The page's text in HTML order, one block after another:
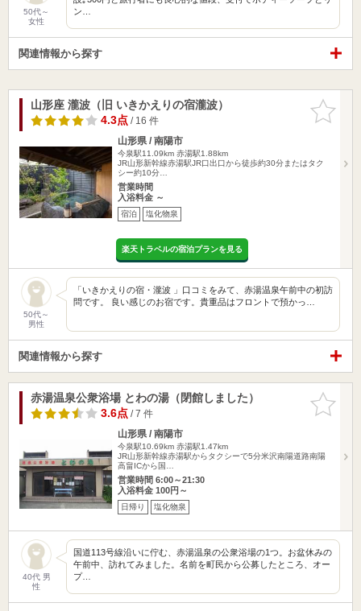
50代～
女性
ン…
関連情報から探す
お気に入
りに追加
山形座 瀧波（旧 いきかえりの宿瀧波）
4.3点/ 16 件
山形県 / 南陽市
今泉駅11.09km 赤湯駅1.88km
JR山形新幹線赤湯駅JR口出口から徒歩約30分またはタク
シー約10分…
営業時間
入浴料金 ～
宿泊 塩化物泉
楽天トラベルの宿泊プランを見る
50代～
男性
「いきかえりの宿・瀧波 」口コミをみて、赤湯温泉午前中の初訪
問です。 良い感じのお宿です。貴重品はフロントで預かっ…
関連情報から探す
お気に入
りに追加
赤湯温泉公衆浴場 とわの湯（閉館しました）
3.6点/ 7 件
山形県 / 南陽市
今泉駅10.69km 赤湯駅1.47km
JR山形新幹線赤湯駅からタクシーで5分米沢南陽道路南陽
高畠ICから国…
営業時間 6:00～21:30
入浴料金 100円～
日帰り 塩化物泉
40代 男
性
国道113号線沿いに佇む、赤湯温泉の公衆浴場の1つ。お盆休みの
午前中、訪れてみました。名前を町民から公募したところ、オー
プ…